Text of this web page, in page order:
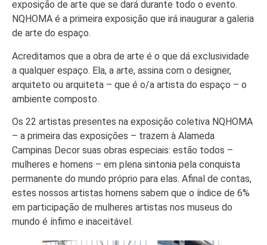
exposição de arte que se dará durante todo o evento.
NQHOMA é a primeira exposição que irá inaugurar a galeria
de arte do espaço.
Acreditamos que a obra de arte é o que dá exclusividade
a qualquer espaço. Ela, a arte, assina com o designer,
arquiteto ou arquiteta – que é o/a artista do espaço – o
ambiente composto.
Os 22 artistas presentes na exposição coletiva NQHOMA
– a primeira das exposições – trazem à Alameda
Campinas Decor suas obras especiais: estão todos –
mulheres e homens – em plena sintonia pela conquista
permanente do mundo próprio para elas. Afinal de contas,
estes nossos artistas homens sabem que o índice de 6%
em participação de mulheres artistas nos museus do
mundo é ínfimo e inaceitável.